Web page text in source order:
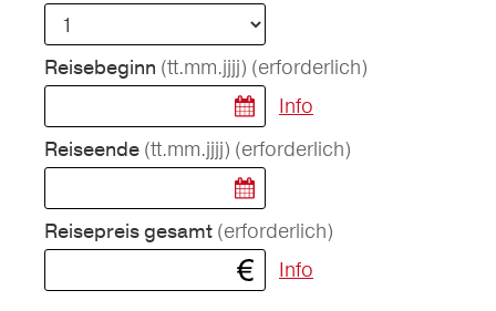
Reisebeginn (tt.mm.jjjj) (erforderlich)
Info
Reiseende (tt.mm.jjjj) (erforderlich)
Reisepreis gesamt (erforderlich)
Info